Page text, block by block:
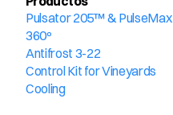
Pulsator 205™ & PulseMax
360º
Antifrost 3-22
Control Kit for Vineyards
Cooling